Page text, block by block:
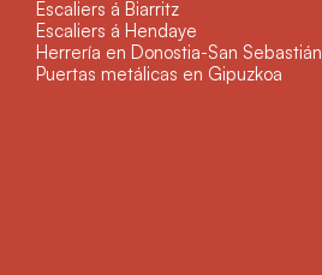
Escaliers á Biarritz
Escaliers á Hendaye
Herrería en Donostia-San Sebastián
Puertas metálicas en Gipuzkoa